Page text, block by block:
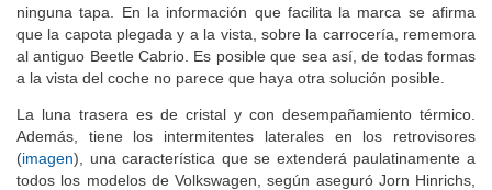
ninguna tapa. En la información que facilita la marca se afirma
que la capota plegada y a la vista, sobre la carrocería, rememora
al antiguo Beetle Cabrio. Es posible que sea así, de todas formas
a la vista del coche no parece que haya otra solución posible.
La luna trasera es de cristal y con desempañamiento térmico.
Además, tiene los intermitentes laterales en los retrovisores
(imagen), una característica que se extenderá paulatinamente a
todos los modelos de Volkswagen, según aseguró Jorn Hinrichs,